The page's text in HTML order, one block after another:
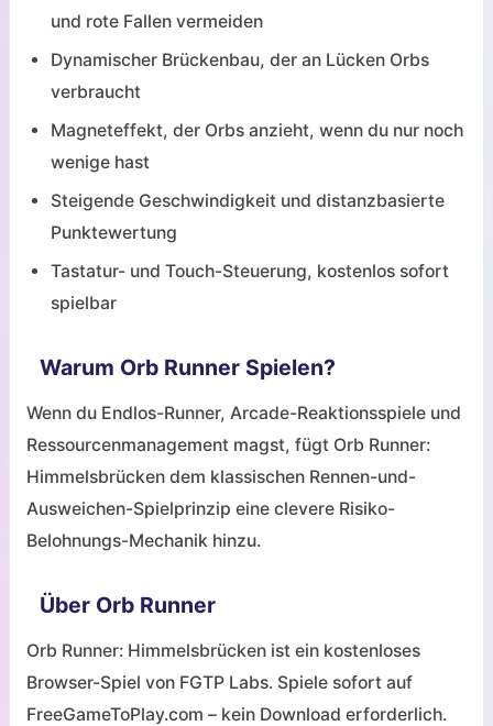
und rote Fallen vermeiden
Dynamischer Brückenbau, der an Lücken Orbs
verbraucht
Magneteffekt, der Orbs anzieht, wenn du nur noch
wenige hast
Steigende Geschwindigkeit und distanzbasierte
Punktewertung
Tastatur- und Touch-Steuerung, kostenlos sofort
spielbar
Warum Orb Runner Spielen?
Wenn du Endlos-Runner, Arcade-Reaktionsspiele und
Ressourcenmanagement magst, fügt Orb Runner:
Himmelsbrücken dem klassischen Rennen-und-
Ausweichen-Spielprinzip eine clevere Risiko-
Belohnungs-Mechanik hinzu.
Über Orb Runner
Orb Runner: Himmelsbrücken ist ein kostenloses
Browser-Spiel von FGTP Labs. Spiele sofort auf
FreeGameToPlay.com – kein Download erforderlich.